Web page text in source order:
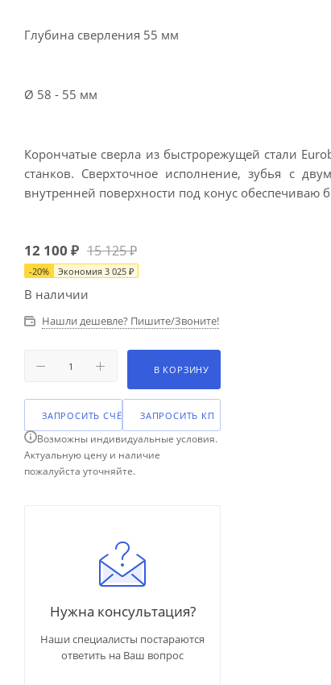
Глубина сверления 55 мм
Ø 58 - 55 мм
Корончатые сверла из быстрорежущей стали
станков. Сверхточное исполнение, зубья с
внутренней поверхности под конус обеспечиваю
12 100 ₽ 15 125₽
-20% Экономия 3 025 ₽
В наличии
Нашли дешевле? Пишите/Звоните!
В КОРЗИНУ
ЗАПРОСИТЬ СЧЁТ ЗАПРОСИТЬ КП
Возможны индивидуальные условия.
Актуальную цену и наличие
пожалуйста уточняйте.
Нужна консультация?
Наши специалисты постараются
ответить на Ваш вопрос